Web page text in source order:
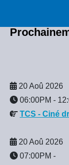
20 Aoû 2026
06:00PM -
TCS - Ciné
20 Aoû 2026
07:00PM -